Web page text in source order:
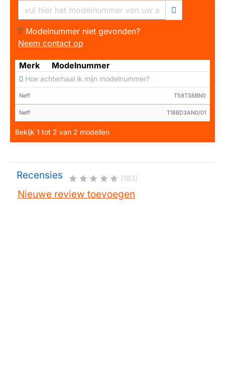
Modelnummer niet gevonden?
Neem contact op
Merk Modelnummer
Hoe achterhaal ik mijn modelnummer?
Neff T58TS6BN0
Neff T18BD3AN0/01
Bekijk 1 tot 2 van 2 modellen
Recensies (183)
Nieuwe review toevoegen